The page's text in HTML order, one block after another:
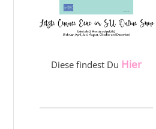
Diese findest Du Hier